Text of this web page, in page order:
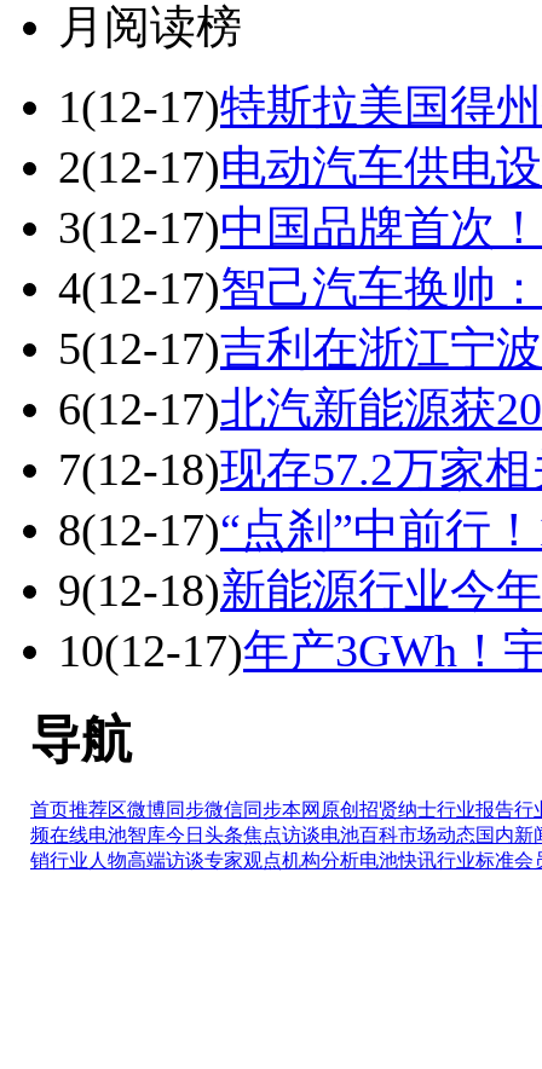
月阅读榜
1(12-17)特斯拉美国得
2(12-17)电动汽车供电
3(12-17)中国品牌首次
4(12-17)智己汽车换帅
5(12-17)吉利在浙江宁
6(12-17)北汽新能源获
7(12-18)现存57.2万家
8(12-17)“点刹”中前行
9(12-18)新能源行业今
10(12-17)年产3GWh！
导航
首页推荐区微博同步微信同步本网原创 招贤纳士行业报告行
频在线电池智库今日头条焦点访谈电池百科市场动态国内新
销行业人物高端访谈专家观点机构分析电池快讯行业标准会